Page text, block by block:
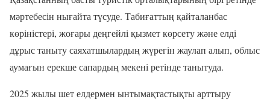
мәртебесін нығайта түсуде. Табиғаттың қайталанбас
көріністері, жоғары деңгейлі қызмет көрсету және елді
дұрыс таныту саяхатшылардың жүрегін жаулап алып, облыс
аумағын ерекше сапардың мекені ретінде танытуда.
2025 жылы шет елдермен ынтымақтастықты арттыру